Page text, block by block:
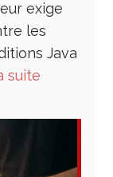
exige
les
Java
suite